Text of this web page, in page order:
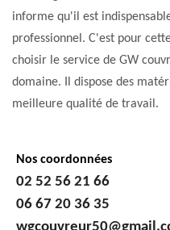
informe qu'il est
professionnel. C'est pour
choisir le service de GW
domaine. Il dispose des
meilleure qualité de travail.
Nos coordonnées
02 52 56 21 66
06 67 20 36 35